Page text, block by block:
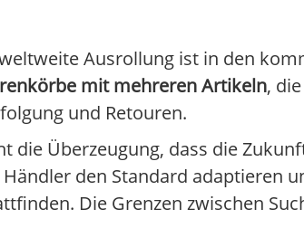
Ausrollung ist in den
mit mehreren Artikeln,
und Retouren.
Überzeugung, dass die
den Standard adaptieren
Die Grenzen zwischen